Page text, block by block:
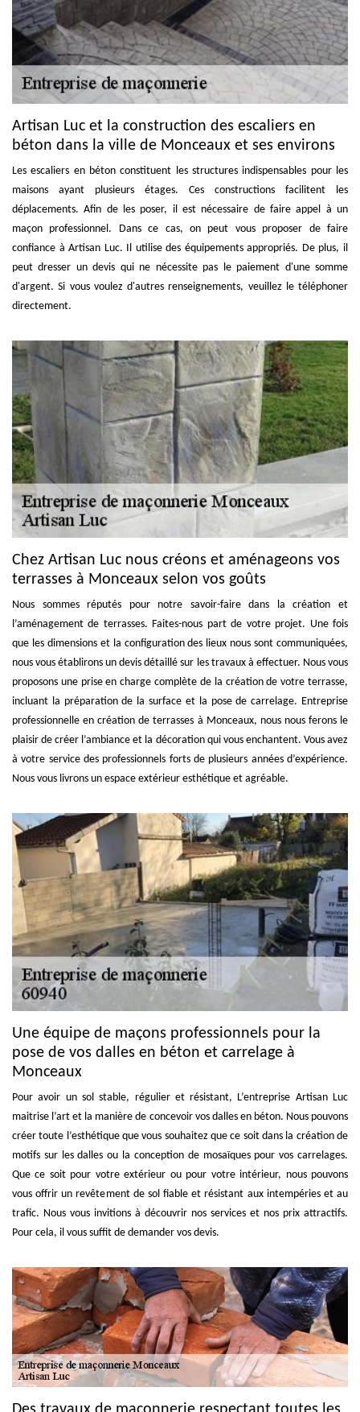
Artisan Luc et la construction des escaliers en
béton dans la ville de Monceaux et ses environs
Les escaliers en béton constituent les structures indispensables pour les
maisons ayant plusieurs étages. Ces constructions facilitent les
déplacements. Afin de les poser, il est nécessaire de faire appel à un
maçon professionnel. Dans ce cas, on peut vous proposer de faire
confiance à Artisan Luc. Il utilise des équipements appropriés. De plus, il
peut dresser un devis qui ne nécessite pas le paiement d'une somme
d'argent. Si vous voulez d'autres renseignements, veuillez le téléphoner
directement.
Chez Artisan Luc nous créons et aménageons vos
terrasses à Monceaux selon vos goûts
Nous sommes réputés pour notre savoir-faire dans la création et
l’aménagement de terrasses. Faites-nous part de votre projet. Une fois
que les dimensions et la configuration des lieux nous sont communiquées,
nous vous établirons un devis détaillé sur les travaux à effectuer. Nous vous
proposons une prise en charge complète de la création de votre terrasse,
incluant la préparation de la surface et la pose de carrelage. Entreprise
professionnelle en création de terrasses à Monceaux, nous nous ferons le
plaisir de créer l’ambiance et la décoration qui vous enchantent. Vous avez
à votre service des professionnels forts de plusieurs années d’expérience.
Nous vous livrons un espace extérieur esthétique et agréable.
Une équipe de maçons professionnels pour la
pose de vos dalles en béton et carrelage à
Monceaux
Pour avoir un sol stable, régulier et résistant, L’entreprise Artisan Luc
maitrise l’art et la manière de concevoir vos dalles en béton. Nous pouvons
créer toute l’esthétique que vous souhaitez que ce soit dans la création de
motifs sur les dalles ou la conception de mosaïques pour vos carrelages.
Que ce soit pour votre extérieur ou pour votre intérieur, nous pouvons
vous offrir un revêtement de sol fiable et résistant aux intempéries et au
trafic. Nous vous invitions à découvrir nos services et nos prix attractifs.
Pour cela, il vous suffit de demander vos devis.